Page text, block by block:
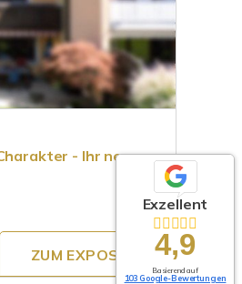
- Ihr neues
ZUM EXPOSÉ
Exzellent
4,9
Basierend auf
103 Google-Bewertungen